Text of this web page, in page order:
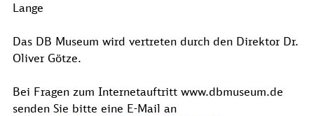
Lange
Das DB Museum wird vertreten durch den Direktor Dr.
Oliver Götze.
Bei Fragen zum Internetauftritt www.dbmuseum.de
senden Sie bitte eine E-Mail an